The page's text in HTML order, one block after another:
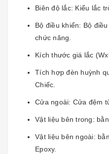
Biên độ lắc: Kiểu lắc
Bộ điều khiển: Bộ
chức năng.
Kích thước giá lắc
Tích hợp đèn huỳnh
Chiếc.
Cửa ngoài: Cửa đệm
Vật liệu bên trong:
Vật liệu bên ngoài:
Epoxy.